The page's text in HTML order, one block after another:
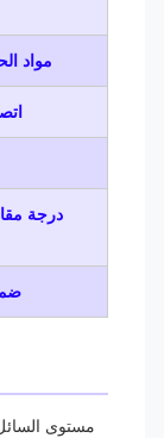
مواد
اتصال
درجة مقاومة
ضمان
مستوى السائل في